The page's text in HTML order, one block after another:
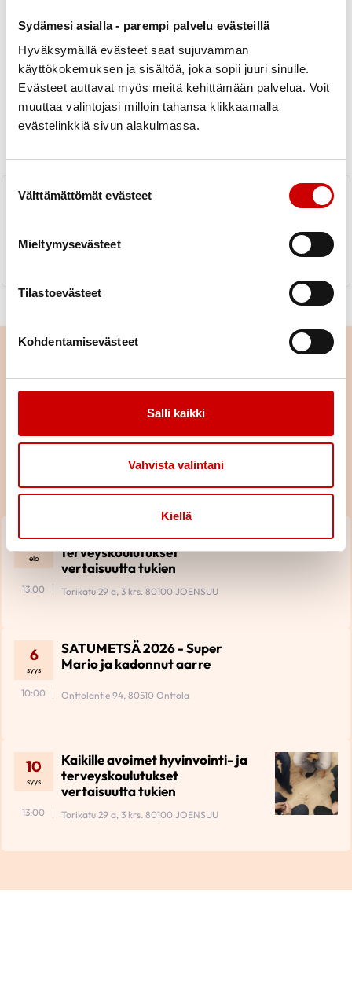
Sydämesi asialla - parempi palvelu evästeillä
Hyväksymällä evästeet saat sujuvamman
käyttökokemuksen ja sisältöä, joka sopii juuri sinulle.
Evästeet auttavat myös meitä kehittämään palvelua. Voit
muuttaa valintojasi milloin tahansa klikkaamalla
evästelinkkiä sivun alakulmassa.
Välttämättömät evästeet
Mieltymysevästeet
Tilastoevästeet
Kohdentamisevästeet
Salli kaikki
Vahvista valintani
Kiellä
Uutiset
Vesi- ja liikuntaryhmät
LUE UUTINEN
Tulevat tapahtumat
27
elo
Kaikille avoimet hyvinvointi- ja
terveyskoulutukset
vertaisuutta tukien
13:00 Torikatu 29 a, 3 krs. 80100 JOENSUU
6
syys
SATUMETSÄ 2026 - Super
Mario ja kadonnut aarre
10:00 Onttolantie 94, 80510 Onttola
10
syys
Kaikille avoimet hyvinvointi- ja
terveyskoulutukset
vertaisuutta tukien
13:00 Torikatu 29 a, 3 krs. 80100 JOENSUU